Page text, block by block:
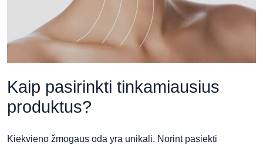
Kaip pasirinkti tinkamiausius
produktus?
Kiekvieno žmogaus oda yra unikali. Norint pasiekti